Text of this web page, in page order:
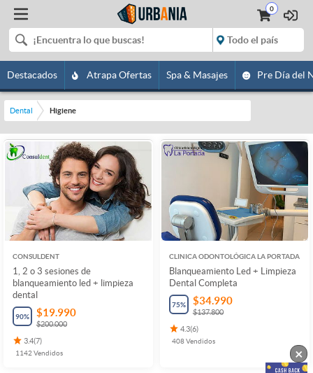
0
Destacados Atrapa Ofertas Spa & Masajes Pre Día del
Dental Higiene
CONSULDENT
1, 2 o 3 sesiones de
blanqueamiento led + limpieza
dental
90% $19.990
$200.000
3.4(7)
1142 Vendidos
CLINICA ODONTOLÓGICA LA PORTADA
Blanqueamiento Led + Limpieza
Dental Completa
75% $34.990
$137.800
4.3(6)
408Vendidos
×